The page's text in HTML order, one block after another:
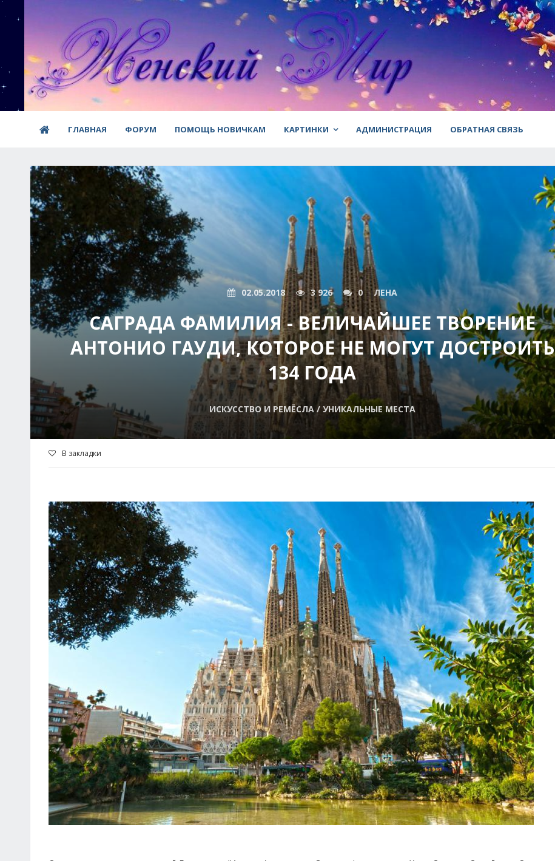
ГЛАВНАЯ ФОРУМ ПОМОЩЬ НОВИЧКАМ КАРТИНКИ АДМИНИСТРАЦИЯ ОБРАТНАЯ СВЯЗЬ
02.05.2018 3 926 0 ЛЕНА
САГРАДА ФАМИЛИЯ - ВЕЛИЧАЙШЕЕ ТВОРЕНИЕ
АНТОНИО ГАУДИ, КОТОРОЕ НЕ МОГУТ ДОСТРОИТЬ
134 ГОДА
ИСКУССТВО И РЕМЁСЛА / УНИКАЛЬНЫЕ МЕСТА
В закладки